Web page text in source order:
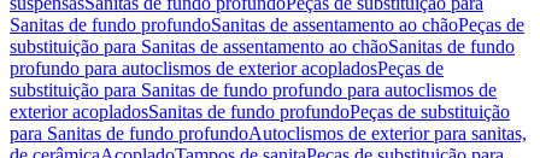
Sanitas de fundo profundoSanitas de assentamento ao chãoPeças de
substituição para Sanitas de assentamento ao chãoSanitas de fundo
profundo para autoclismos de exterior acopladosPeças de
substituição para Sanitas de fundo profundo para autoclismos de
exterior acopladosSanitas de fundo profundoPeças de substituição
para Sanitas de fundo profundoAutoclismos de exterior para sanitas,